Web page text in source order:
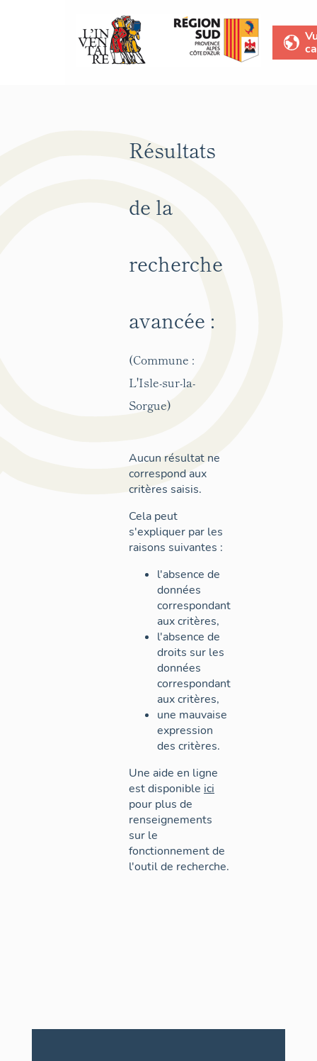
Résultats
de la
recherche
avancée :
(Commune :
L'Isle-sur-la-
Sorgue)
Aucun résultat ne
correspond aux
critères saisis.
Cela peut
s'expliquer par les
raisons suivantes :
l'absence de
données
correspondant
aux critères,
l'absence de
droits sur les
données
correspondant
aux critères,
une mauvaise
expression
des critères.
Une aide en ligne
est disponible ici
pour plus de
renseignements
sur le
fonctionnement de
l'outil de recherche.